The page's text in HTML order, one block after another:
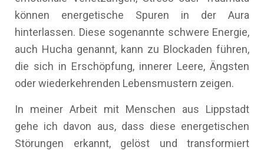
können energetische Spuren in der Aura
hinterlassen. Diese sogenannte schwere Energie,
auch Hucha genannt, kann zu Blockaden führen,
die sich in Erschöpfung, innerer Leere, Ängsten
oder wiederkehrenden Lebensmustern zeigen.
In meiner Arbeit mit Menschen aus Lippstadt
gehe ich davon aus, dass diese energetischen
Störungen erkannt, gelöst und transformiert